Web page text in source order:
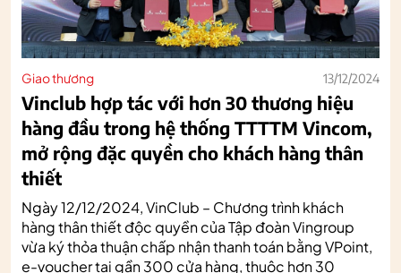
Giao thương 13/12/2024
Vinclub hợp tác với hơn 30 thương hiệu
hàng đầu trong hệ thống TTTTM Vincom,
mở rộng đặc quyền cho khách hàng thân
thiết
Ngày 12/12/2024, VinClub – Chương trình khách
hàng thân thiết độc quyền của Tập đoàn Vingroup
vừa ký thỏa thuận chấp nhận thanh toán bằng VPoint,
e-voucher tại gần 300 cửa hàng, thuộc hơn 30